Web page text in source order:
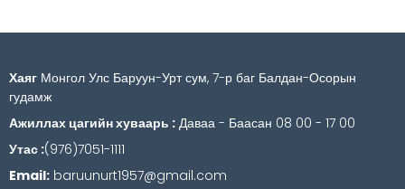
Хаяг Монгол Улс Баруун-Урт сум, 7-р баг Балдан-Осорын
гудамж
Ажиллах цагийн хуваарь : Даваа - Баасан 08 00 - 17 00
Утас :(976)7051-1111
Email: baruunurt1957@gmail.com